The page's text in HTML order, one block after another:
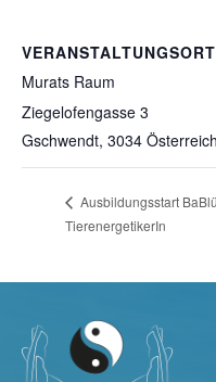
VERANSTALTUNGSORT
Murats Raum
Ziegelofengasse 3
Gschwendt, 3034 Österreich
Ausbildungsstart
TierenergetikerIn